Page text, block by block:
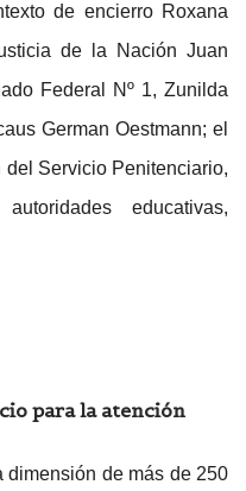
de encierro Roxana
de la Nación Juan
Federal Nº 1, Zunilda
German Oestmann; el
Servicio Penitenciario,
educativas,
para la atención
dimensión de más de 250